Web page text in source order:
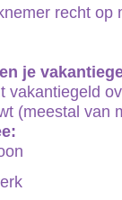
recht op
je
vakantiegeld
(meestal van